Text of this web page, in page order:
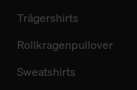
Trägershirts
Rollkragenpullover
Sweatshirts